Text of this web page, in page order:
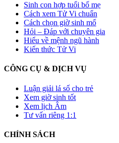
Sinh con hợp tuổi bố mẹ
Cách xem Tử Vi chuẩn
Cách chọn giờ sinh mổ
Hỏi – Đáp với chuyên gia
Hiểu về mệnh ngũ hành
Kiến thức Tử Vi
CÔNG CỤ & DỊCH VỤ
Luận giải lá số cho trẻ
Xem giờ sinh tốt
Xem lịch Âm
Tư vấn riêng 1:1
CHÍNH SÁCH